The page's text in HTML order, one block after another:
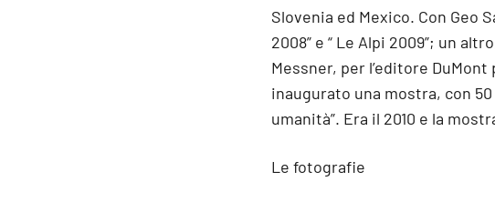
Slovenia ed Mexico. Con Geo
2008” e “ Le Alpi 2009”; un
Messner, per l’editore DuMont
inaugurato una mostra, con
umanità”. Era il 2010 e la
Le fotografie